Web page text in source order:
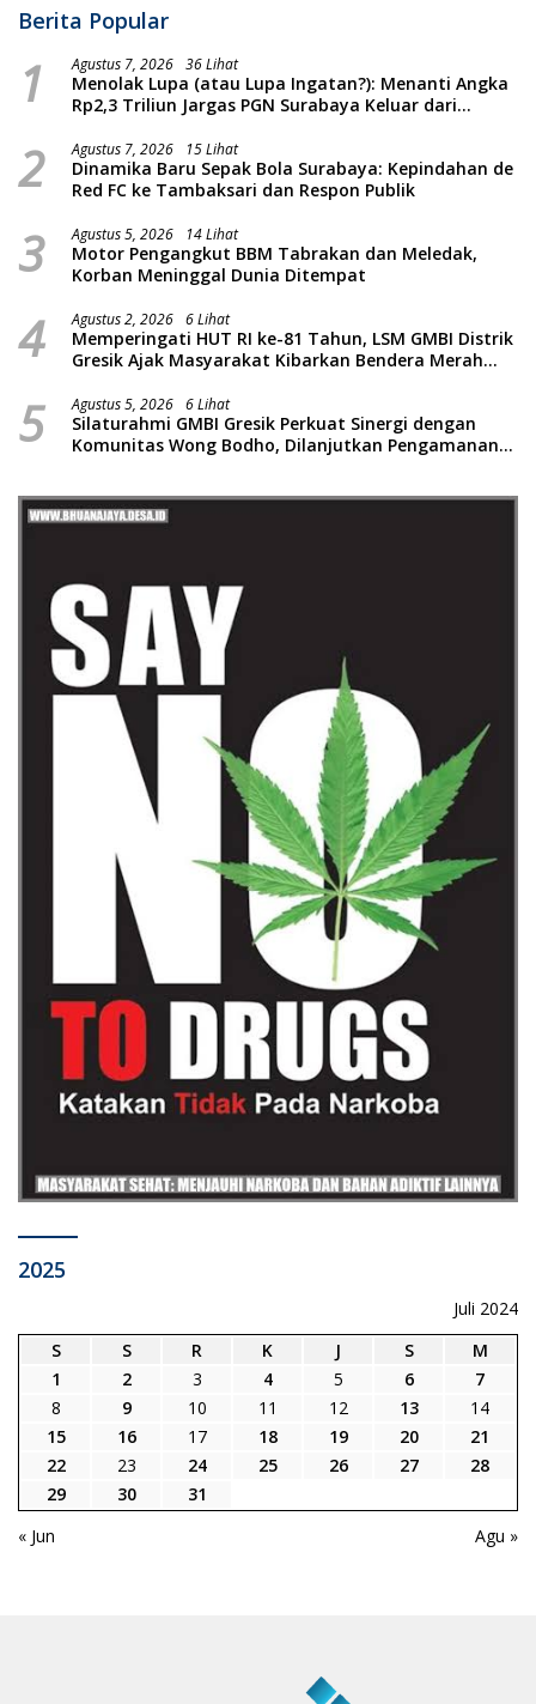
Berita Popular
1 Agustus 7, 2026 36 Lihat
Menolak Lupa (atau Lupa Ingatan?): Menanti Angka
Rp2,3 Triliun Jargas PGN Surabaya Keluar dari
2 Agustus 7, 2026 15 Lihat
Dinamika Baru Sepak Bola Surabaya: Kepindahan de
Red FC ke Tambaksari dan Respon Publik
3 Agustus 5, 2026 14 Lihat
Motor Pengangkut BBM Tabrakan dan Meledak,
Korban Meninggal Dunia Ditempat
4 Agustus 2, 2026 6 Lihat
Memperingati HUT RI ke-81 Tahun, LSM GMBI Distrik
Gresik Ajak Masyarakat Kibarkan Bendera Merah
5 Agustus 5, 2026 6 Lihat
Silaturahmi GMBI Gresik Perkuat Sinergi dengan
Komunitas Wong Bodho, Dilanjutkan Pengamanan
2025
Juli 2024
S
S R K J S
M
1
2 3 4 5 6
7
8
9 10 11 12 13
14
15
16 17 18 19 20
21
22
23 24 25 26 27
28
29
30
31
« Jun
Agu »